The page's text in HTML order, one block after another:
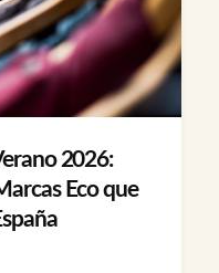
2026:
Eco que